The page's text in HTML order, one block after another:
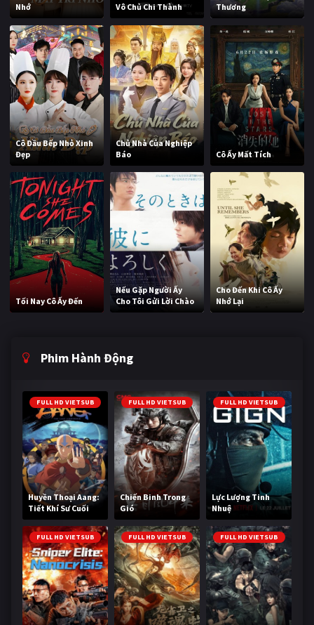
Nhớ
Vô Chủ Chi Thành
Thương
Cô Đầu Bếp Nhỏ Xinh
Đẹp
Chủ Nhà Của Nghiệp
Báo
Cô Ấy Mất Tích
Tối Nay Cô Ấy Đến
Nếu Gặp Người Ấy
Cho Tôi Gửi Lời Chào
Cho Đến Khi Cô Ấy
Nhớ Lại
Phim Hành Động
FULL HD VIETSUB
Huyền Thoại Aang:
Tiết Khí Sư Cuối
Cùng
FULL HD VIETSUB
Chiến Binh Trong
Gió
FULL HD VIETSUB
Lực Lượng Tinh
Nhuệ
FULL HD VIETSUB FULL HD VIETSUB FULL HD VIETSUB